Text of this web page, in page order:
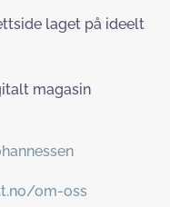
laget på ideelt
magasin
om-oss